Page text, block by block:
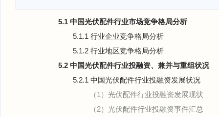
5.1 中国光伏配件行业市场竞争格局分析
5.1.1 行业企业竞争格局分析
5.1.2 行业地区竞争格局分析
5.2 中国光伏配件行业投融资、兼并与重组状况
5.2.1 中国光伏配件行业投融资发展状况
（1）光伏配件行业投融资发展现状
（2）光伏配件行业投融资事件汇总